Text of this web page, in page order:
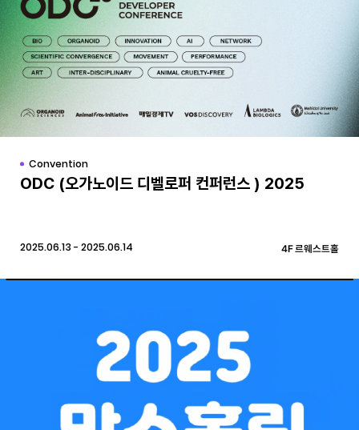
Convention
ODC (오가노이드 디벨로퍼 컨퍼런스 ) 2025
2025.06.13 - 2025.06.14 4F 르웨스트홀